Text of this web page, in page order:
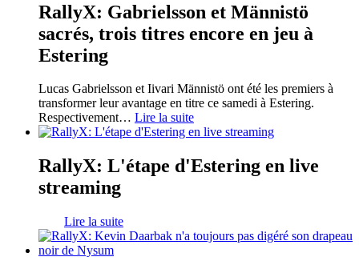
RallyX: Gabrielsson et Männistö
sacrés, trois titres encore en jeu à
Estering
Lucas Gabrielsson et Iivari Männistö ont été les premiers à
transformer leur avantage en titre ce samedi à Estering.
Respectivement… Lire la suite
RallyX: L'étape d'Estering en live
streaming
Lire la suite